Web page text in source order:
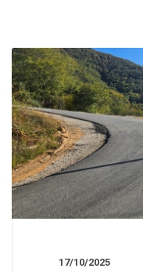
17/10/2025